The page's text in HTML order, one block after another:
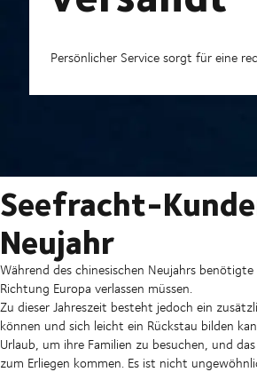
Persönlicher Service sorgt für eine
Seefracht-
Neujahr
Während des chinesischen Neujahrs
Richtung Europa verlassen müssen.
Zu dieser Jahreszeit besteht jedoch ein
können und sich leicht ein Rückstau bilden
Urlaub, um ihre Familien zu besuchen, und
zum Erliegen kommen. Es ist nicht